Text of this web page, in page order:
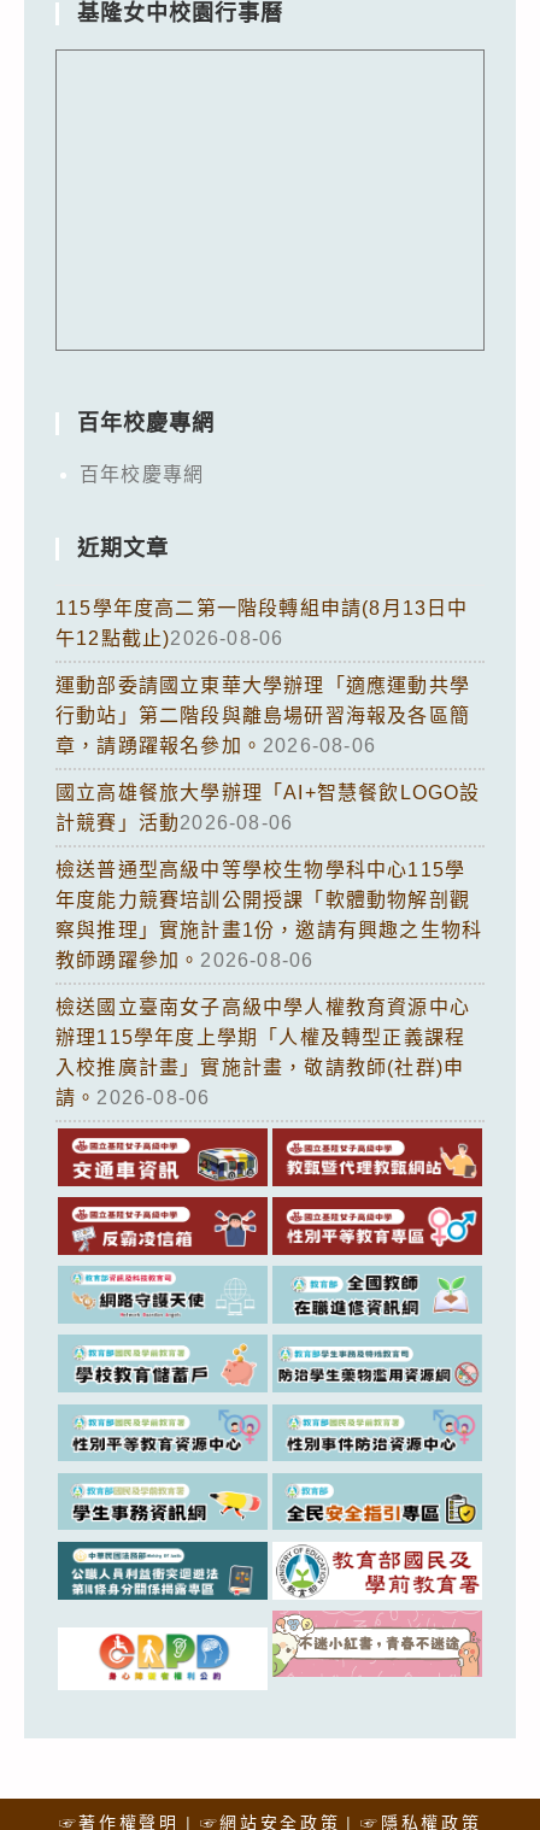
基隆女中校園行事曆
百年校慶專網
百年校慶專網
近期文章
115學年度高二第一階段轉組申請(8月13日中
午12點截止)2026-08-06
運動部委請國立東華大學辦理「適應運動共學
行動站」第二階段與離島場研習海報及各區簡
章，請踴躍報名參加。 2026-08-06
國立高雄餐旅大學辦理「AI+智慧餐飲LOGO設
計競賽」活動2026-08-06
檢送普通型高級中等學校生物學科中心115學
年度能力競賽培訓公開授課「軟體動物解剖觀
察與推理」實施計畫1份，邀請有興趣之生物科
教師踴躍參加。 2026-08-06
檢送國立臺南女子高級中學人權教育資源中心
辦理115學年度上學期「人權及轉型正義課程
入校推廣計畫」實施計畫，敬請教師(社群)申
請。 2026-08-06
☞著作權聲明 ☞網站安全政策 ☞隱私權政策